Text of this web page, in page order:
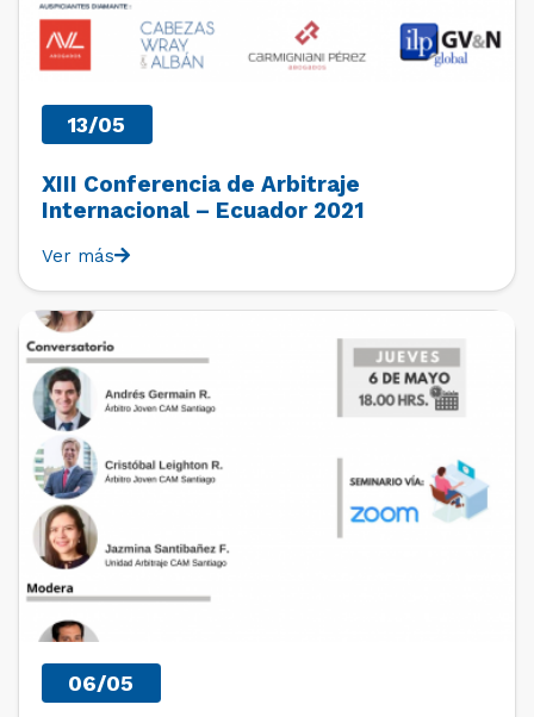
13/05
XIII Conferencia de Arbitraje
Internacional – Ecuador 2021
Ver más
PAST EVENTS
06/05